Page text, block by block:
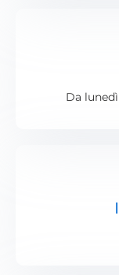
Da